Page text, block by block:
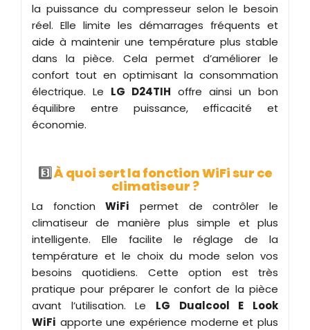
la puissance du compresseur selon le besoin
réel. Elle limite les démarrages fréquents et
aide à maintenir une température plus stable
dans la pièce. Cela permet d’améliorer le
confort tout en optimisant la consommation
électrique. Le LG D24TIH offre ainsi un bon
équilibre entre puissance, efficacité et
économie.
3️À quoi sert la fonction WiFi sur ce
climatiseur ?
La fonctionWiFi permet de contrôler le
climatiseur de manière plus simple et plus
intelligente. Elle facilite le réglage de la
température et le choix du mode selon vos
besoins quotidiens. Cette option est très
pratique pour préparer le confort de la pièce
avant l’utilisation. Le LG Dualcool E Look
WiFi apporte une expérience moderne et plus